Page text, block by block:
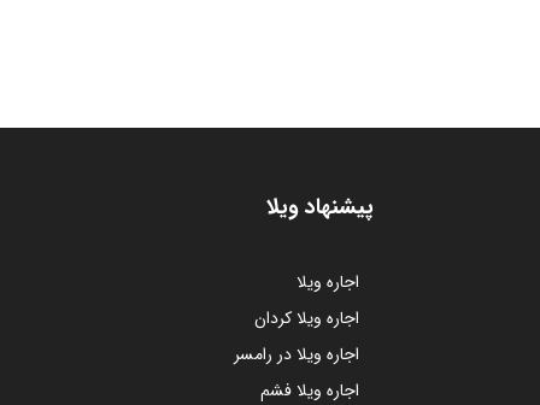
پیشنهاد ویلا
اجاره ویلا
اجاره ویلا کردان
اجاره ویلا در رامسر
اجاره ویلا فشم